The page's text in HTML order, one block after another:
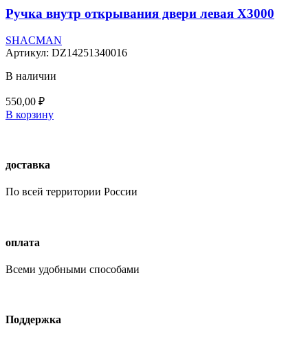
Ручка внутр открывания двери левая X3000
SHACMAN
Артикул: DZ14251340016
В наличии
550,00 ₽
В корзину
доставка
По всей территории России
оплата
Всеми удобными способами
Поддержка